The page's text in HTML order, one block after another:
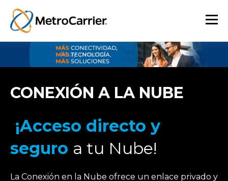
CONEXIÓN A LA NUBE
¡Acceso directo y
seguro a tu Nube!
La Conexión en la Nube ofrece un enlace privado y